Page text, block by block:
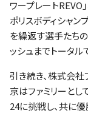
ワープレートREVO
ポリスボディシャン
を繰返す選手たちの
ッシュまでトータル
引き続き、株式会社
京はファミリーと
24に挑戦し、共に